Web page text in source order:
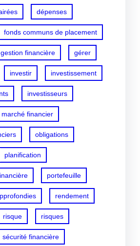
dépenses
fonds communs de placement
gestion financière gérer
investir investissement
investisseurs
marché financier
obligations
planification
portefeuille
rendement
risque risques
sécurité financière